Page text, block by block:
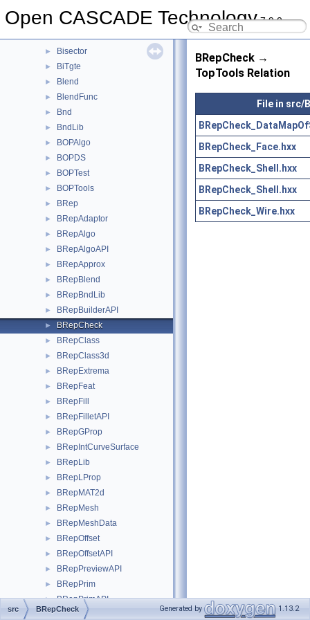
Open CASCADE Technology7.9.0
BinTools
► Bisector
► BiTgte
► Blend
► BlendFunc
► Bnd
► BndLib
► BOPAlgo
► BOPDS
► BOPTest
► BOPTools
► BRep
► BRepAdaptor
► BRepAlgo
► BRepAlgoAPI
► BRepApprox
► BRepBlend
► BRepBndLib
► BRepBuilderAPI
► BRepCheck
► BRepClass
► BRepClass3d
► BRepExtrema
► BRepFeat
► BRepFill
► BRepFilletAPI
► BRepGProp
► BRepIntCurveSurface
► BRepLib
► BRepLProp
► BRepMAT2d
► BRepMesh
► BRepMeshData
► BRepOffset
► BRepOffsetAPI
► BRepPreviewAPI
► BRepPrim
► BRepPrimAPI
► BRepProj
BRepCheck →
TopTools Relation
File in src/
BRepCheck_Face.hxx
BRepCheck_Shell.hxx
BRepCheck_Shell.hxx
BRepCheck_Wire.hxx
src BRepCheck Generated by 1.13.2